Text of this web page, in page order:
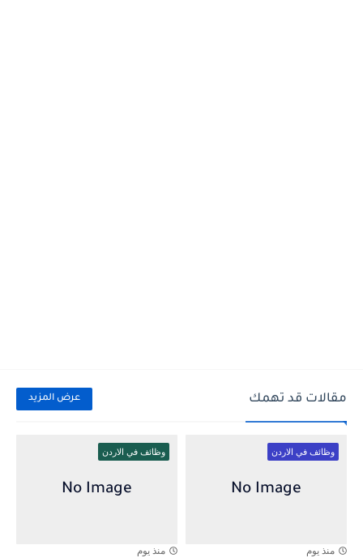
مقالات قد تهمك عرض المزيد
وظائف في الاردن
منذ يوم
وظائف في الاردن
منذ يوم